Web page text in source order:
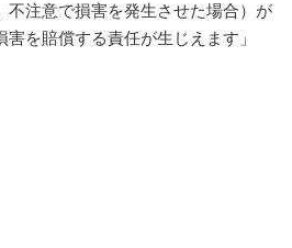
不注意で損害を発生させた場合）が
を賠償する責任が生じえます」